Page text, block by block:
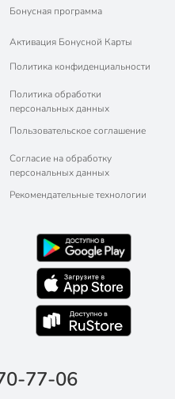
Бонусная программа
Активация Бонусной Карты
Политика конфиденциальности
Политика обработки
персональных данных
Пользовательское соглашение
Согласие на обработку
персональных данных
Рекомендательные технологии
77-06